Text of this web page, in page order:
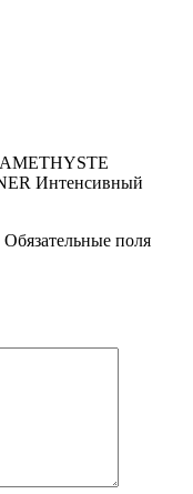
Интенсивный
Обязательные поля